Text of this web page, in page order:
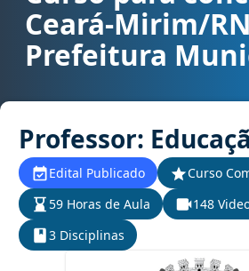
Ceará-Mirim/
Prefeitura
Professor:
Edital Publicado
Curso
59 Horas de Aula
148
3 Disciplinas